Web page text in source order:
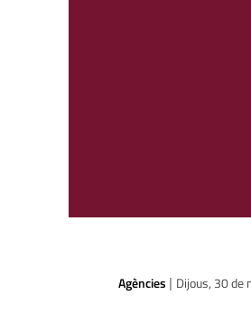
Agències | Dijous, 30 de